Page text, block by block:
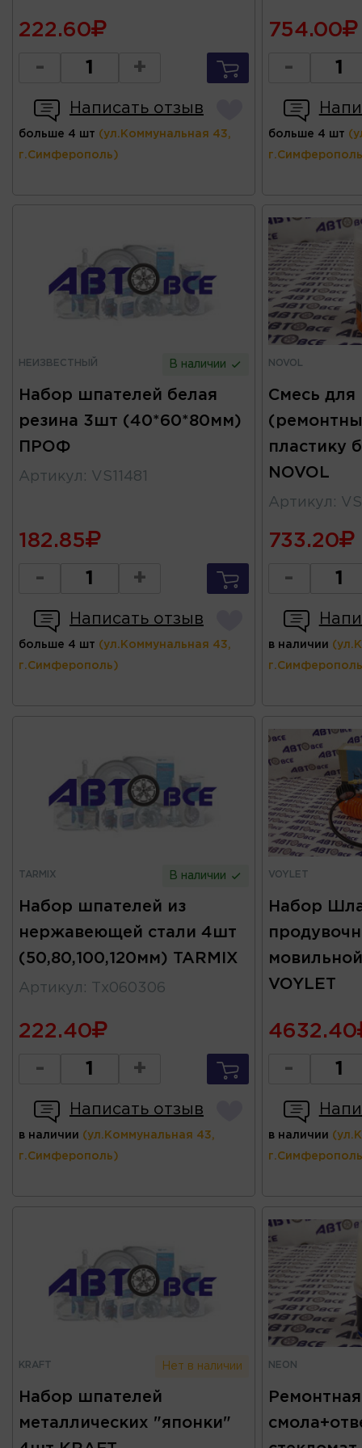
222.60
- +
Написать отзыв
больше 4 шт (ул.Коммунальная 43,
г.Симферополь)
754.00
-
больше 4 шт
НЕИЗВЕСТНЫЙ В наличии
Набор шпателей белая
резина 3шт (40*60*80мм)
ПРОФ
Артикул : VS11481
182.85
- +
Написать отзыв
больше 4 шт (ул.Коммунальная 43,
г.Симферополь)
NOVOL
Смесь для
пластику
NOVOL
Артикул :
733.20
-
в наличии
TARMIX В наличии
Набор шпателей из
нержавеющей стали 4шт
(50,80,100,120мм) TARMIX
Артикул : Тх060306
222.40
- +
Написать отзыв
в наличии (ул.Коммунальная 43,
г.Симферополь)
VOYLET
Набор
VOYLET
4632.40
-
в наличии
KRAFT Нет в наличии
Набор шпателей
металлических "японки"
NEON